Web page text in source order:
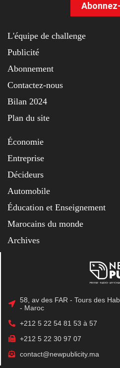
L'équipe de challenge
Publicité
Abonnement
Contactez-nous
Bilan 2024
Plan du site
Économie
Entreprise
Décideurs
Automobile
Éducation et Enseignement
Marocains du monde
Archives
58, av des FAR - Tours des
- Maroc
+212 5 22 54 81 53 à 57
+212 5 22 30 97 07
contact@newpublicity.ma